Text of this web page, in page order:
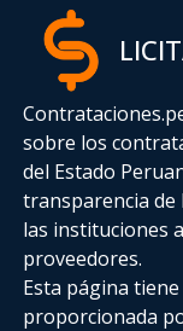
sobre los
del Estado
transparencia
las instituciones
proveedores.
Esta página
proporcionada